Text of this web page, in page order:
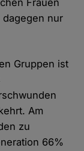
Frauen
nur
Gruppen ist
Am
zu
66%